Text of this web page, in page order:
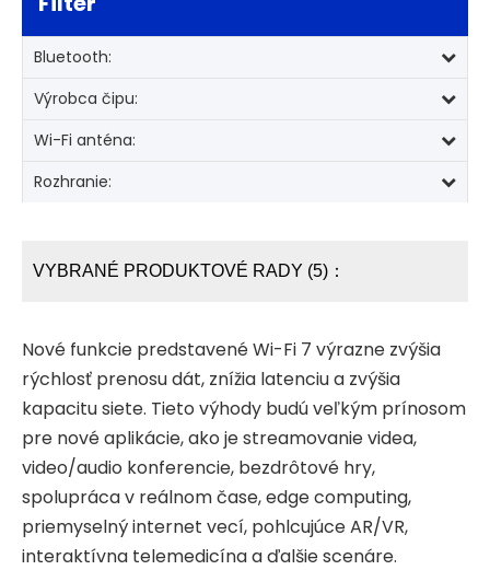
Bluetooth:
Výrobca čipu:
Wi-Fi anténa:
Rozhranie:
VYBRANÉ PRODUKTOVÉ RADY (5)：
Nové funkcie predstavené Wi-Fi 7 výrazne zvýšia
rýchlosť prenosu dát, znížia latenciu a zvýšia
kapacitu siete. Tieto výhody budú veľkým prínosom
pre nové aplikácie, ako je streamovanie videa,
video/audio konferencie, bezdrôtové hry,
spolupráca v reálnom čase, edge computing,
priemyselný internet vecí, pohlcujúce AR/VR,
interaktívna telemedicína a ďalšie scenáre.